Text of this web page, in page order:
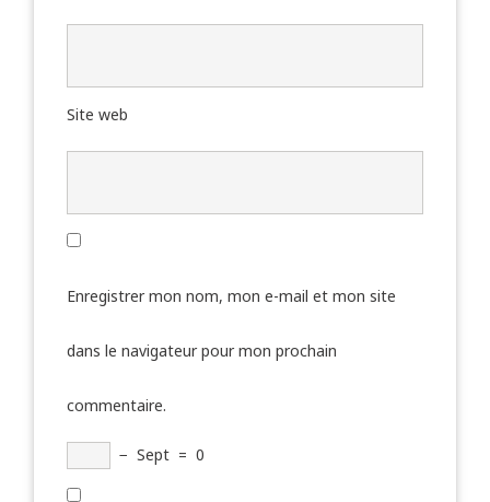
Site web
Enregistrer mon nom, mon e-mail et mon site
dans le navigateur pour mon prochain
commentaire.
− Sept = 0